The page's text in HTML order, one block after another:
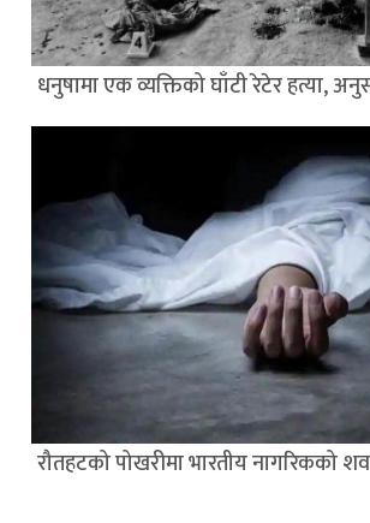
धनुषामा एक व्यक्तिको घाँटी रेटेर हत्या,
रौतहटको पोखरीमा भारतीय नागरिकको